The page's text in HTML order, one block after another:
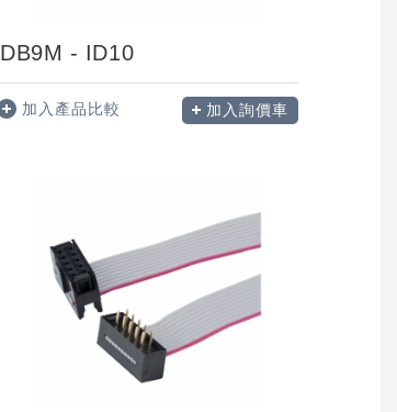
DB9M - ID10
加入產品比較 加入詢價車